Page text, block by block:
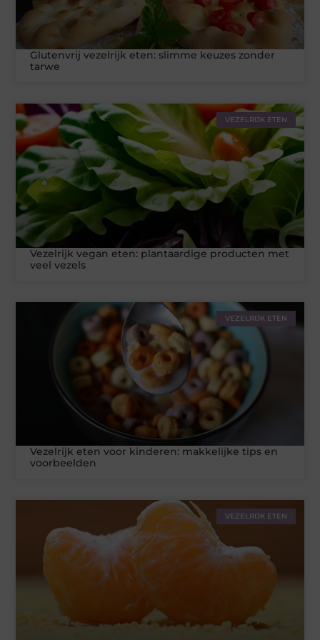
Glutenvrij vezelrijk eten: slimme keuzes zonder
tarwe
VEZELRIJK ETEN
Vezelrijk vegan eten: plantaardige producten met
veel vezels
VEZELRIJK ETEN
Vezelrijk eten voor kinderen: makkelijke tips en
voorbeelden
VEZELRIJK ETEN